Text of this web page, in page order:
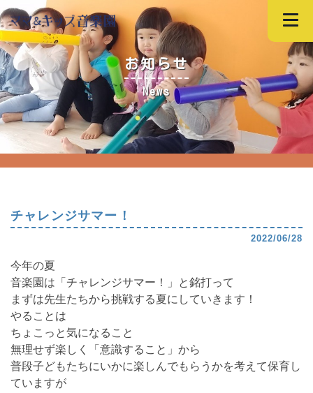
お知らせ
News
チャレンジサマー！
2022/06/28
今年の夏
音楽園は「チャレンジサマー！」と銘打って
まずは先生たちから挑戦する夏にしていきます！
やることは
ちょこっと気になること
無理せず楽しく「意識すること」から
普段子どもたちにいかに楽しんでもらうかを考えて保育し
ていますが